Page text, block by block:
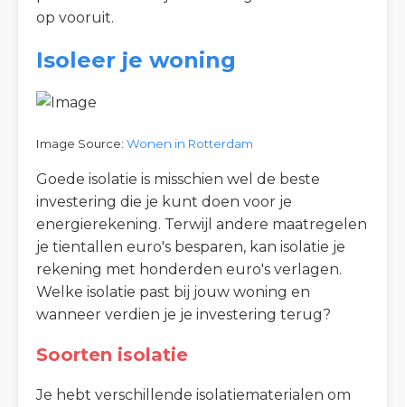
op vooruit.
Isoleer je woning
Image Source: Wonen in Rotterdam
Goede isolatie is misschien wel de beste
investering die je kunt doen voor je
energierekening. Terwijl andere maatregelen
je tientallen euro's besparen, kan isolatie je
rekening met honderden euro's verlagen.
Welke isolatie past bij jouw woning en
wanneer verdien je je investering terug?
Soorten isolatie
Je hebt verschillende isolatiematerialen om